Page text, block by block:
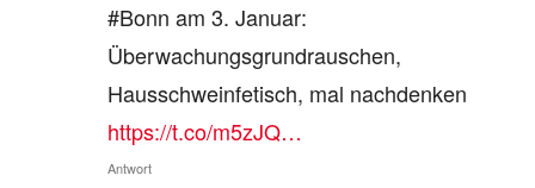
#Bonn am 3. Januar:
Überwachungsgrundrauschen,
Hausschweinfetisch, mal nachdenken
https://t.co/m5zJQ…
Antwort